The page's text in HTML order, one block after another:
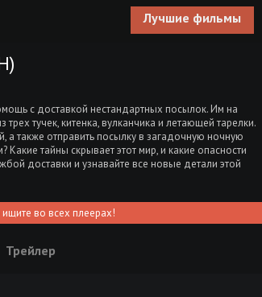
Лучшие фильмы
с доставкой нестандартных посылок. Им на
тучек, китенка, вулканчика и летающей тарелки.
также отправить посылку в загадочную ночную
Какие тайны скрывает этот мир, и какие опасности
доставки и узнавайте все новые детали этой
во всех плеерах!
Трейлер